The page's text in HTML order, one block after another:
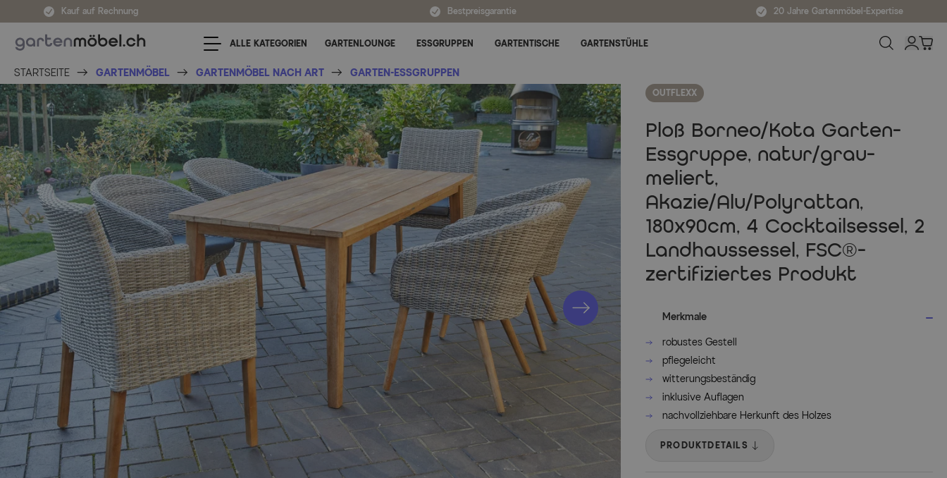
Zum Inhalt springenKauf auf Rechnung Bestpreisgarantie 20 Jahre Gartenmöbel-Expertise
ALLE KATEGORIEN GARTENLOUNGE ESSGRUPPEN GARTENTISCHE GARTENSTÜHLE
STARTSEITE GARTENMÖBEL GARTENMÖBEL NACH ART GARTEN-ESSGRUPPEN
OUTFLEXX
Ploß Borneo/Kota Garten-
Essgruppe, natur/grau-
meliert,
Akazie/Alu/Polyrattan,
180x90cm, 4 Cocktailsessel, 2
Landhaussessel, FSC®-
zertifiziertes Produkt
Merkmale
robustes Gestell
pflegeleicht
witterungsbeständig
inklusive Auflagen
nachvollziehbare Herkunft des Holzes
PRODUKTDETAILS